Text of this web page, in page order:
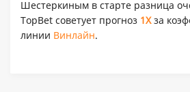
Шестеркиным в старте разница
TopBet советует прогноз 1Xза
линии Винлайн.